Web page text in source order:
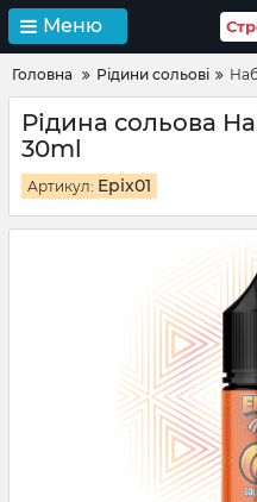
Меню
Головна Рідини сольові
Рідина сольова
30ml
Артикул: Epix01